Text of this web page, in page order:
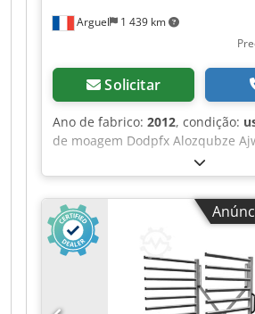
Arguel 1 439 km
Solicitar
Ano de fabrico: 2012, condição:
de moagem Dodpfx Alozqubze